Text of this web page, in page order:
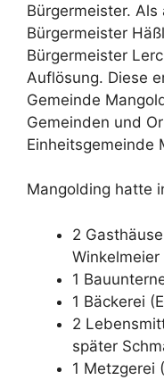
Bürgermeister.
Bürgermeister
Bürgermeister
Auflösung. Diese
Gemeinde
Gemeinden und
Einheitsgemeinde
Mangolding hatte
2
1
1 Bäckerei
2
später
1 Metzgerei